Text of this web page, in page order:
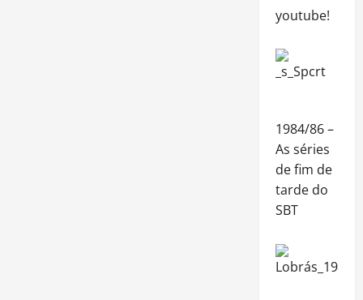
youtube!
1984/86 –
As séries
de fim de
tarde do
SBT